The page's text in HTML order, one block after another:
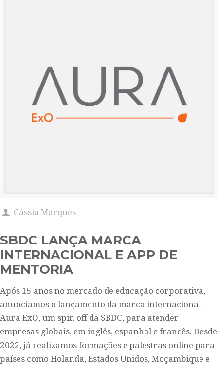
Cássia Marques
SBDC LANÇA MARCA
INTERNACIONAL E APP DE
MENTORIA
Após 15 anos no mercado de educação corporativa,
anunciamos o lançamento da marca internacional
Aura ExO, um spin off da SBDC, para atender
empresas globais, em inglês, espanhol e francês. Desde
2022, já realizamos formações e palestras online para
países como Holanda, Estados Unidos, Moçambique e